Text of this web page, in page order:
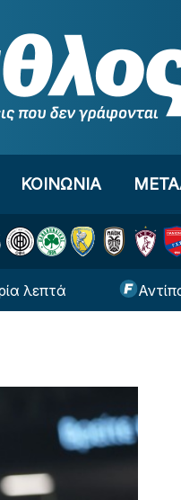
ΚΟΙΝΩΝΙΑ
Αντίπαλοι